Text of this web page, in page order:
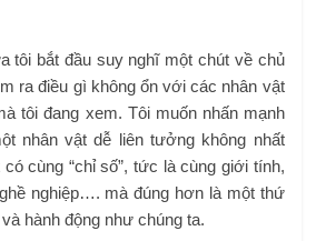
tôi bắt đầu suy nghĩ một chút về chủ
ra điều gì không ổn với các nhân vật
tôi đang xem. Tôi muốn nhấn mạnh
nhân vật dễ liên tưởng không nhất
cùng “chỉ số”, tức là cùng giới tính,
nghiệp…. mà đúng hơn là một thứ
hành động như chúng ta.